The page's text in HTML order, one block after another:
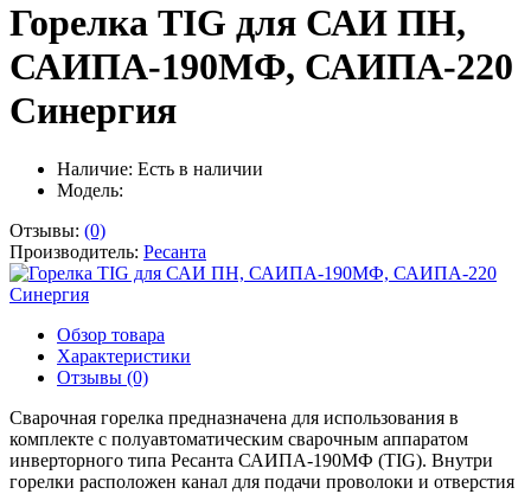
Горелка TIG для САИ ПН,
САИПА-190МФ, САИПА-220
Синергия
Наличие: Есть в наличии
Модель:
Отзывы: (0)
Производитель: Ресанта
Обзор товара
Характеристики
Отзывы (0)
Сварочная горелка предназначена для использования в
комплекте с полуавтоматическим сварочным аппаратом
инверторного типа Ресанта САИПА-190МФ (TIG). Внутри
горелки расположен канал для подачи проволоки и отверстия